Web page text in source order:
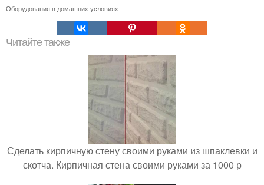
Оборудования в домашних условиях
Читайте также
Сделать кирпичную стену своими руками из шпаклевки и
скотча. Кирпичная стена своими руками за 1000 р